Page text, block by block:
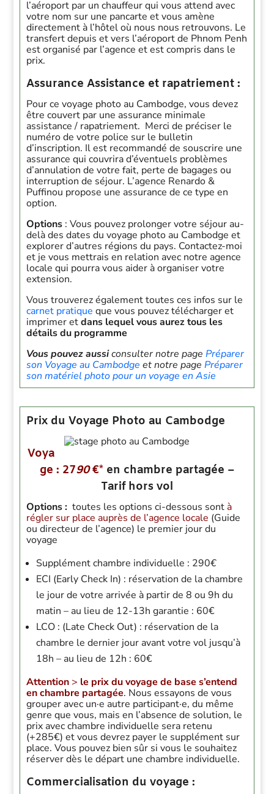
l’aéroport par un chauffeur qui vous attend avec
votre nom sur une pancarte et vous amène
directement à l’hôtel où nous nous retrouvons. Le
transfert depuis et vers l’aéroport de Phnom Penh
est organisé par l’agence et est compris dans le
prix.
Assurance Assistance et rapatriement :
Pour ce voyage photo au Cambodge, vous devez
être couvert par une assurance minimale
assistance / rapatriement. Merci de préciser le
numéro de votre police sur le bulletin
d’inscription. Il est recommandé de souscrire une
assurance qui couvrira d’éventuels problèmes
d’annulation de votre fait, perte de bagages ou
interruption de séjour. L’agence Renardo &
Puffinou propose une assurance de ce type en
option.
Options : Vous pouvez prolonger votre séjour au-
delà des dates du voyage photo au Cambodge et
explorer d’autres régions du pays. Contactez-moi
et je vous mettrais en relation avec notre agence
locale qui pourra vous aider à organiser votre
extension.
Vous trouverez également toutes ces infos sur le
carnet pratiqueque vous pouvez télécharger et
imprimer etdans lequel vous aurez tous les
détails du programme
Vous pouvez aussiconsulter notre pagePréparer
son Voyage au Cambodge et notre pagePréparer
son matériel photo pour un voyage en Asie
Prix du Voyage Photo au Cambodge
Voya
ge : 2790€* en chambre partagée –
Tarif hors vol
Options : toutes les options ci-dessous sontà
régler sur place auprès de l’agence locale (Guide
ou directeur de l’agence) le premier jour du
voyage
Supplément chambre individuelle : 290€
ECI (Early Check In) : réservation de la chambre
le jour de votre arrivée à partir de 8 ou 9h du
matin – au lieu de 12-13h garantie : 60€
LCO : (Late Check Out) : réservation de la
chambre le dernier jour avant votre vol jusqu’à
18h – au lieu de 12h : 60€
Attention > le prix du voyage de base s’entend
en chambre partagée. Nous essayons de vous
grouper avec un·e autre participant·e, du même
genre que vous, mais en l’absence de solution, le
prix avec chambre individuelle sera retenu
(+285€) et vous devrez payer le supplément sur
place. Vous pouvez bien sûr si vous le souhaitez
réserver dès le départ une chambre individuelle.
Commercialisation du voyage :